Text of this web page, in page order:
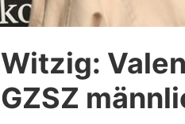
Witzig:
GZSZ